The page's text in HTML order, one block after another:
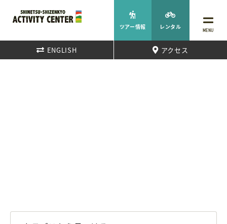
MENU
ツアー情報 レンタル
ENGLISH アクセス